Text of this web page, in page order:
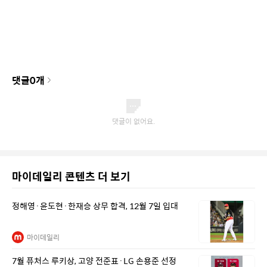
댓글0개
마이데일리 콘텐츠 더 보기
정해영·윤도현·한재승 상무 합격, 12월 7일 입대
마이데일리
7월 퓨처스 루키상, 고양 전준표·LG 손용준 선정